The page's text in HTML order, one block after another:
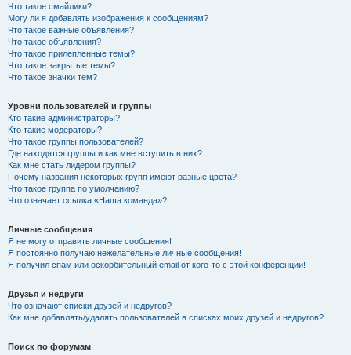
Что такое смайлики?
Могу ли я добавлять изображения к сообщениям?
Что такое важные объявления?
Что такое объявления?
Что такое прилепленные темы?
Что такое закрытые темы?
Что такое значки тем?
Уровни пользователей и группы
Кто такие администраторы?
Кто такие модераторы?
Что такое группы пользователей?
Где находятся группы и как мне вступить в них?
Как мне стать лидером группы?
Почему названия некоторых групп имеют разные цвета?
Что такое группа по умолчанию?
Что означает ссылка «Наша команда»?
Личные сообщения
Я не могу отправить личные сообщения!
Я постоянно получаю нежелательные личные сообщения!
Я получил спам или оскорбительный email от кого-то с этой конференции!
Друзья и недруги
Что означают списки друзей и недругов?
Как мне добавлять/удалять пользователей в списках моих друзей и недругов?
Поиск по форумам